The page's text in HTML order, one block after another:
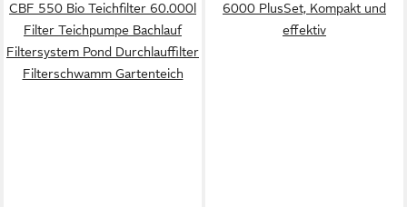
CBF 550 Bio Teichfilter 60.000l
Filter Teichpumpe Bachlauf
Filtersystem Pond Durchlauffilter
Filterschwamm Gartenteich
6000 PlusSet, Kompakt und
effektiv